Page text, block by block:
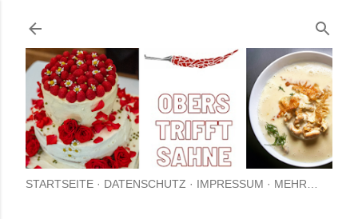
STARTSEITE DATENSCHUTZ IMPRESSUM MEHR…